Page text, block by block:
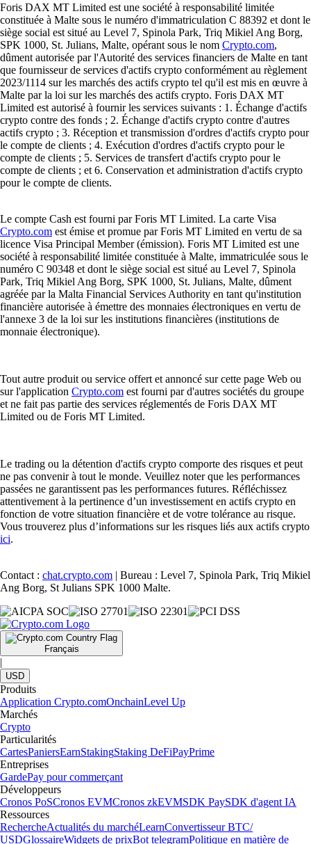
Foris DAX MT Limited est une société à responsabilité limitée
constituée à Malte sous le numéro d'immatriculation C 88392 et dont le
siège social est situé au Level 7, Spinola Park, Triq Mikiel Ang Borg,
SPK 1000, St. Julians, Malte, opérant sous le nom Crypto.com,
dûment autorisée par l'Autorité des services financiers de Malte en tant
que fournisseur de services d'actifs crypto conformément au règlement
2023/1114 sur les marchés des actifs crypto tel qu'il est mis en œuvre à
Malte par la loi sur les marchés des actifs crypto. Foris DAX MT
Limited est autorisé à fournir les services suivants : 1. Échange d'actifs
crypto contre des fonds ; 2. Échange d'actifs crypto contre d'autres
actifs crypto ; 3. Réception et transmission d'ordres d'actifs crypto pour
le compte de clients ; 4. Exécution d'ordres d'actifs crypto pour le
compte de clients ; 5. Services de transfert d'actifs crypto pour le
compte de clients ; et 6. Conservation et administration d'actifs crypto
pour le compte de clients.
Le compte Cash est fourni par Foris MT Limited. La carte Visa
Crypto.com est émise et promue par Foris MT Limited en vertu de sa
licence Visa Principal Member (émission). Foris MT Limited est une
société à responsabilité limitée constituée à Malte, immatriculée sous le
numéro C 90348 et dont le siège social est situé au Level 7, Spinola
Park, Triq Mikiel Ang Borg, SPK 1000, St. Julians, Malte, dûment
agréée par la Malta Financial Services Authority en tant qu'institution
financière autorisée à émettre des monnaies électroniques en vertu de
l'annexe 3 de la loi sur les institutions financières (institutions de
monnaie électronique).
Tout autre produit ou service offert et annoncé sur cette page Web ou
sur l'application Crypto.com est fourni par d'autres sociétés du groupe
et ne fait pas partie des services réglementés de Foris DAX MT
Limited ou de Foris MT Limited.
Le trading ou la détention d'actifs crypto comporte des risques et peut
ne pas convenir à tout le monde. Veuillez noter que les performances
passées ne garantissent pas les performances futures. Réfléchissez
attentivement à la pertinence d’un investissement en actifs crypto en
fonction de votre situation financière et de votre tolérance au risque.
Vous trouverez plus d’informations sur les risques liés aux actifs crypto
ici.
Contact : chat.crypto.com | Bureau : Level 7, Spinola Park, Triq Mikiel
Ang Borg, St Julians SPK 1000 Malte.
Français
|
USD
Produits
Application Crypto.comOnchainLevel Up
Marchés
Crypto
Particularités
CartesPaniersEarnStakingStaking DeFiPayPrime
Entreprises
GardePay pour commerçant
Développeurs
Cronos PoSCronos EVMCronos zkEVMSDK PaySDK d'agent IA
Ressources
RechercheActualités du marchéLearnConvertisseur BTC/
USDGlossaireWidgets de prixBot telegramPolitique en matière de